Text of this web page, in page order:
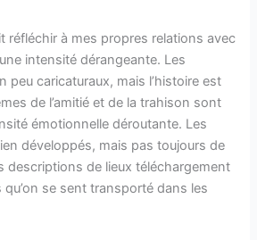
réfléchir à mes propres relations avec
intensité dérangeante. Les
peu caricaturaux, mais l’histoire est
de l’amitié et de la trahison sont
émotionnelle déroutante. Les
développés, mais pas toujours de
descriptions de lieux téléchargement
se sent transporté dans les